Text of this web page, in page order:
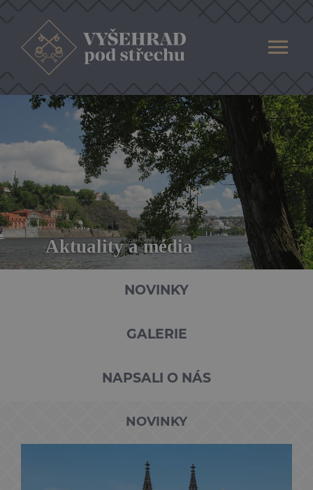
Aktuality a média
NOVINKY
GALERIE
NAPSALI O NÁS
NOVINKY